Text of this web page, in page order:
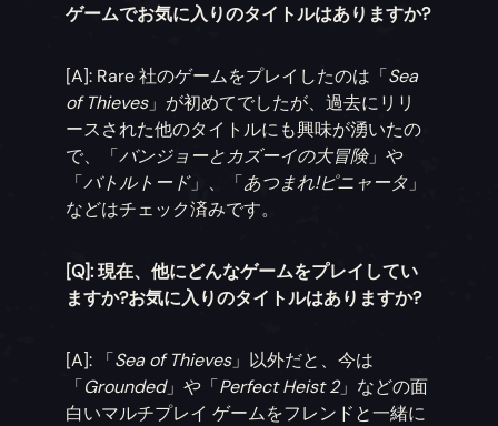
ゲームでお気に入りのタイトルはありますか?
[A]: Rare 社のゲームをプレイしたのは「Sea
of Thieves」が初めてでしたが、過去にリリ
ースされた他のタイトルにも興味が湧いたの
で、「バンジョーとカズーイの大冒険」や
「バトルトード」、「あつまれ!ピニャータ 」
などはチェック済みです。
[Q]: 現在、他にどんなゲームをプレイしてい
ますか?お気に入りのタイトルはありますか?
[A]: 「Sea of Thieves」以外だと、今は
「Grounded」や「Perfect Heist 2」などの面
白いマルチプレイ ゲームをフレンドと一緒に